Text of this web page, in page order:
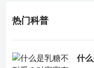
热门科普